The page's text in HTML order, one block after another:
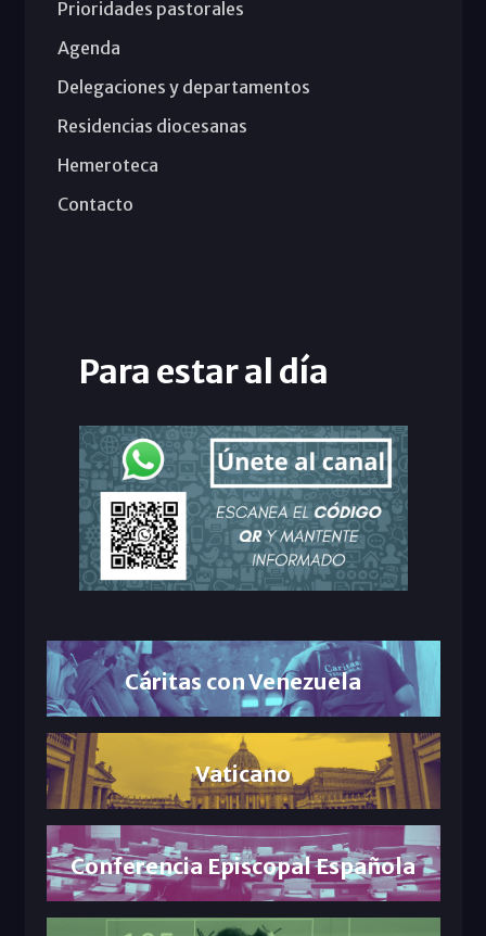
Prioridades pastorales
Agenda
Delegaciones y departamentos
Residencias diocesanas
Hemeroteca
Contacto
Para estar al día
Cáritas con Venezuela
Vaticano
Conferencia Episcopal Española